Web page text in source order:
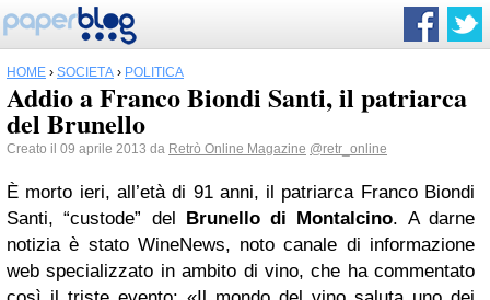
HOME › SOCIETÀ › POLITICA
Addio a Franco Biondi Santi, il patriarca
del Brunello
Creato il 09 aprile 2013 da Retrò Online Magazine @retr_online
È morto ieri, all’età di 91 anni, il patriarca Franco Biondi
Santi, “custode” del Brunello di Montalcino. A darne
notizia è stato WineNews, noto canale di informazione
web specializzato in ambito di vino, che ha commentato